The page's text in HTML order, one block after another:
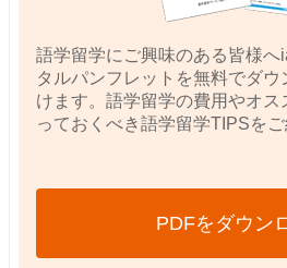
語学留学にご興味のある皆様へ
タルパンフレットを無料でダ
けます。語学留学の費用やオス
っておくべき語学留学TIPSをご
PDFをダウン